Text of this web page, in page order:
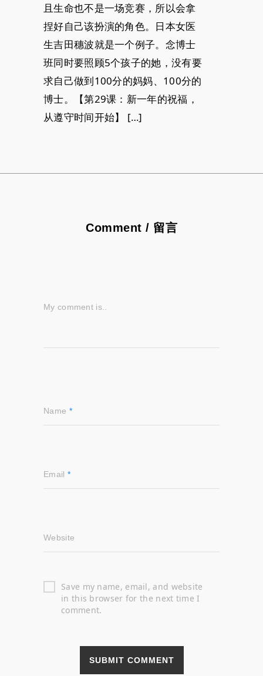
且生命也不是一场竞赛，所以会拿
捏好自己该扮演的角色。日本女医
生吉田穗波就是一个例子。念博士
班同时要照顾5个孩子的她，没有要
求自己做到100分的妈妈、100分的
博士。【第29课：新一年的祝福，
从遵守时间开始】 […]
Comment / 留言
My comment is..
Name *
Email *
Website
Save my name, email, and website
in this browser for the next time I
comment.